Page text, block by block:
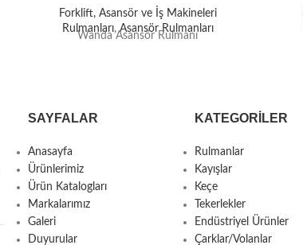
Forklift, Asansör ve İş Makineleri
Rulmanları,Asansör Rulmanları
Wanda Asansör Rulmanı
SAYFALAR
Anasayfa
Ürünlerimiz
Ürün Katalogları
Markalarımız
Galeri
Duyurular
KATEGORILER
Rulmanlar
Kayışlar
Keçe
Tekerlekler
Endüstriyel Ürünler
Çarklar/Volanlar